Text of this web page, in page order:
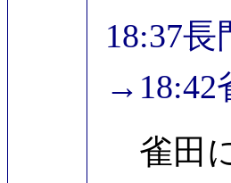
18:37
→18:42
雀田